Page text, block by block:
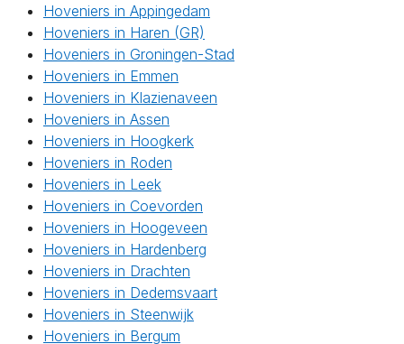
Hoveniers in Appingedam
Hoveniers in Haren (GR)
Hoveniers in Groningen-Stad
Hoveniers in Emmen
Hoveniers in Klazienaveen
Hoveniers in Assen
Hoveniers in Hoogkerk
Hoveniers in Roden
Hoveniers in Leek
Hoveniers in Coevorden
Hoveniers in Hoogeveen
Hoveniers in Hardenberg
Hoveniers in Drachten
Hoveniers in Dedemsvaart
Hoveniers in Steenwijk
Hoveniers in Bergum